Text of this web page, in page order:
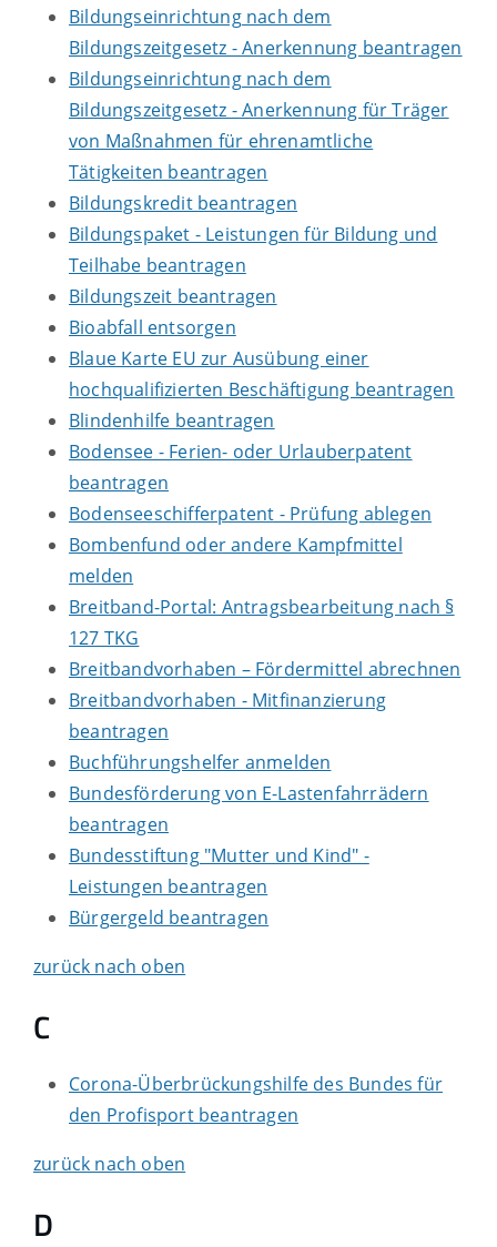
Bildungseinrichtung nach dem
Bildungszeitgesetz - Anerkennung beantragen
Bildungseinrichtung nach dem
Bildungszeitgesetz - Anerkennung für Träger
von Maßnahmen für ehrenamtliche
Tätigkeiten beantragen
Bildungskredit beantragen
Bildungspaket - Leistungen für Bildung und
Teilhabe beantragen
Bildungszeit beantragen
Bioabfall entsorgen
Blaue Karte EU zur Ausübung einer
hochqualifizierten Beschäftigung beantragen
Blindenhilfe beantragen
Bodensee - Ferien- oder Urlauberpatent
beantragen
Bodenseeschifferpatent - Prüfung ablegen
Bombenfund oder andere Kampfmittel
melden
Breitband-Portal: Antragsbearbeitung nach §
127 TKG
Breitbandvorhaben – Fördermittel abrechnen
Breitbandvorhaben - Mitfinanzierung
beantragen
Buchführungshelfer anmelden
Bundesförderung von E-Lastenfahrrädern
beantragen
Bundesstiftung "Mutter und Kind" -
Leistungen beantragen
Bürgergeld beantragen
zurück nach oben
C
Corona-Überbrückungshilfe des Bundes für
den Profisport beantragen
zurück nach oben
D